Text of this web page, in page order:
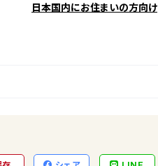
日本国内にお住まいの方向け